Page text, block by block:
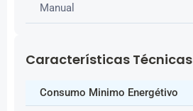
Manual
Características Técnicas
Consumo Minimo Energétivo